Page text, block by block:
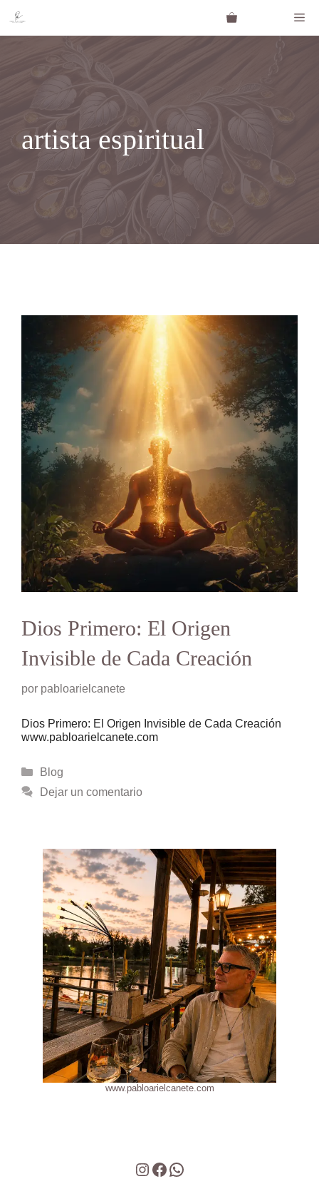
contenido
artista espiritual
Dios Primero: El Origen
Invisible de Cada Creación
por pabloarielcanete
Dios Primero: El Origen Invisible de Cada Creación
www.pabloarielcanete.com
Categorías
Blog
Dejar un comentario
www.pabloarielcanete.com
Instagram
Facebook
WhatsApp